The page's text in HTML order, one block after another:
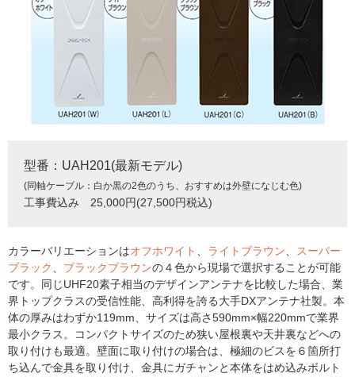
型番：UAH201(最新モデル)
(同軸ケーブル：白か黒の2色のうち、おすすめは外壁になじむ色)
工事費込み 25,000円(27,500円税込)
カラーバリエーションはオフホワイト ライトブラウン
スーパー
ブラック
ブラックブラウンの４色から現場で選択することが可能
です。同じUHF20素子相当のデザインアンテナを比較した場合、業
界トップクラスの受信性能、高利得を誇る大手DXアンテナ社製。本
体の厚みはわずか119mm、サイズは高さ590mm×幅220mmで業界
最小クラス。コンパクトサイズのため狭い屋根裏や天井裏などへの
取り付けも最適。壁面に取り付けの場合は、極細のビスを６箇所打
ち込んで金具を取り付け、金具にガチャンと本体をはめ込みボルト